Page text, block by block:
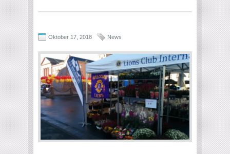
Oktober 17, 2018 News